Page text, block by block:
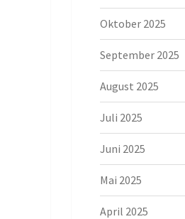
Oktober 2025
September 2025
August 2025
Juli 2025
Juni 2025
Mai 2025
April 2025